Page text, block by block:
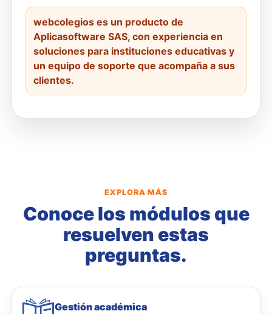
webcolegios es un producto de
Aplicasoftware SAS, con experiencia en
soluciones para instituciones educativas y
un equipo de soporte que acompaña a sus
clientes.
EXPLORA MÁS
Conoce los módulos que
resuelven estas
preguntas.
Gestión académica